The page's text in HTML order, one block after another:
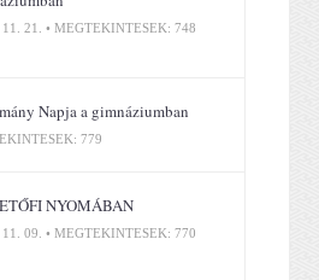
21. • MEGTEKINTÉSEK: 748
Napja a gimnáziumban
779
NYOMÁBAN
09. • MEGTEKINTÉSEK: 770